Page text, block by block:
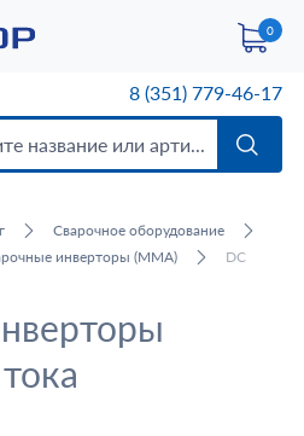
0
8 (351) 779-46-17
Сварочное оборудование
инверторы (MMA) DC